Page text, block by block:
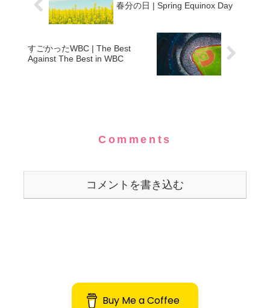
春分の日 | Spring Equinox Day
すごかったWBC | The Best
Against The Best in WBC
Comments
コメントを書き込む
Buy Me a Coffee